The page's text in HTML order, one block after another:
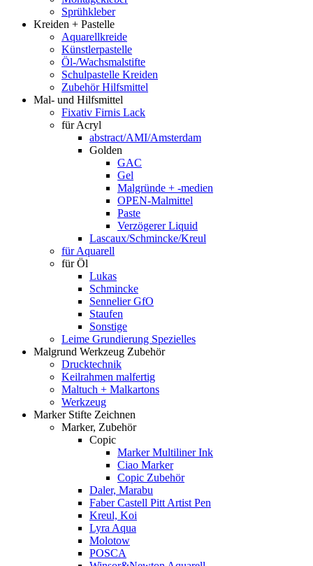
Sprühkleber
Kreiden + Pastelle
Aquarellkreide
Künstlerpastelle
Öl-/Wachsmalstifte
Schulpastelle Kreiden
Zubehör Hilfsmittel
Mal- und Hilfsmittel
Fixativ Firnis Lack
für Acryl
abstract/AMI/Amsterdam
Golden
GAC
Gel
Malgründe + -medien
OPEN-Malmittel
Paste
Verzögerer Liquid
Lascaux/Schmincke/Kreul
für Aquarell
für Öl
Lukas
Schmincke
Sennelier GfO
Staufen
Sonstige
Leime Grundierung Spezielles
Malgrund Werkzeug Zubehör
Drucktechnik
Keilrahmen malfertig
Maltuch + Malkartons
Werkzeug
Marker Stifte Zeichnen
Marker, Zubehör
Copic
Marker Multiliner Ink
Ciao Marker
Copic Zubehör
Daler, Marabu
Faber Castell Pitt Artist Pen
Kreul, Koi
Lyra Aqua
Molotow
POSCA